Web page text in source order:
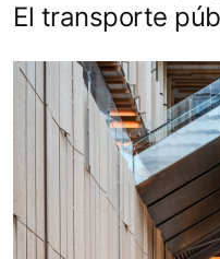
El transporte